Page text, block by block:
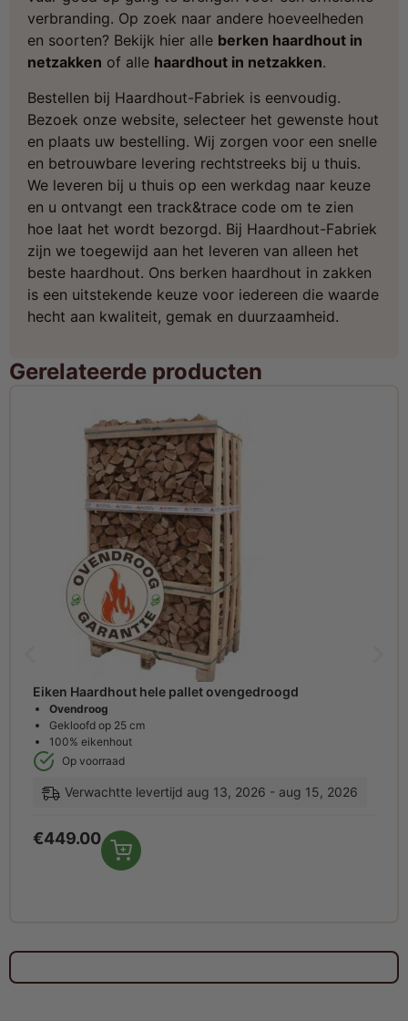
verbranding. Op zoek naar andere hoeveelheden
en soorten? Bekijk hier alle berken haardhout in
netzakken of alle haardhout in netzakken.
Bestellen bij Haardhout-Fabriek is eenvoudig.
Bezoek onze website, selecteer het gewenste hout
en plaats uw bestelling. Wij zorgen voor een snelle
en betrouwbare levering rechtstreeks bij u thuis.
We leveren bij u thuis op een werkdag naar keuze
en u ontvangt een track&trace code om te zien
hoe laat het wordt bezorgd. Bij Haardhout-Fabriek
zijn we toegewijd aan het leveren van alleen het
beste haardhout. Ons berken haardhout in zakken
is een uitstekende keuze voor iedereen die waarde
hecht aan kwaliteit, gemak en duurzaamheid.
Gerelateerde producten
Eiken Haardhout hele pallet ovengedroogd
Ovendroog
Gekloofd op 25 cm
100% eikenhout
Op voorraad
Verwachtte levertijd aug 13, 2026 - aug 15, 2026
€449.00